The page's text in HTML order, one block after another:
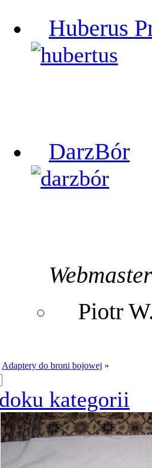
Huberus
DarzBór
Piotr
Adaptery do broni bojowej »
kategorii